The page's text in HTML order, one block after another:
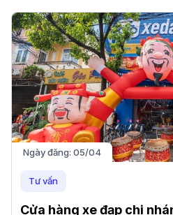
Ngày đăng: 05/04
Tư vấn
Cửa hàng xe đạp chi